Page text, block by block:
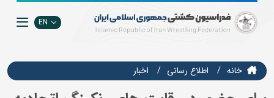
EN
خانه اطلاع رسانی اخبار